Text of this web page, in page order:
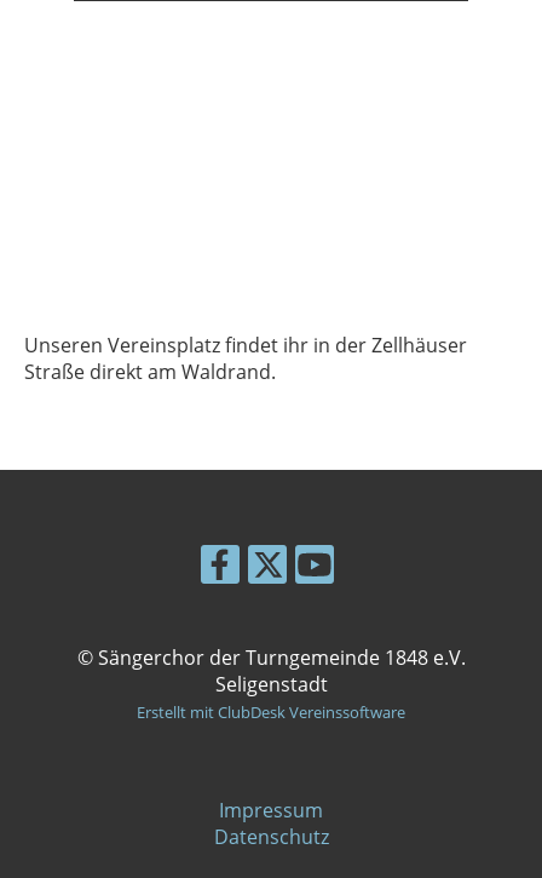
Unseren Vereinsplatz findet ihr in der Zellhäuser
Straße direkt am Waldrand.
© Sängerchor der Turngemeinde 1848 e.V.
Seligenstadt
Erstellt mit ClubDesk Vereinssoftware
Impressum
Datenschutz